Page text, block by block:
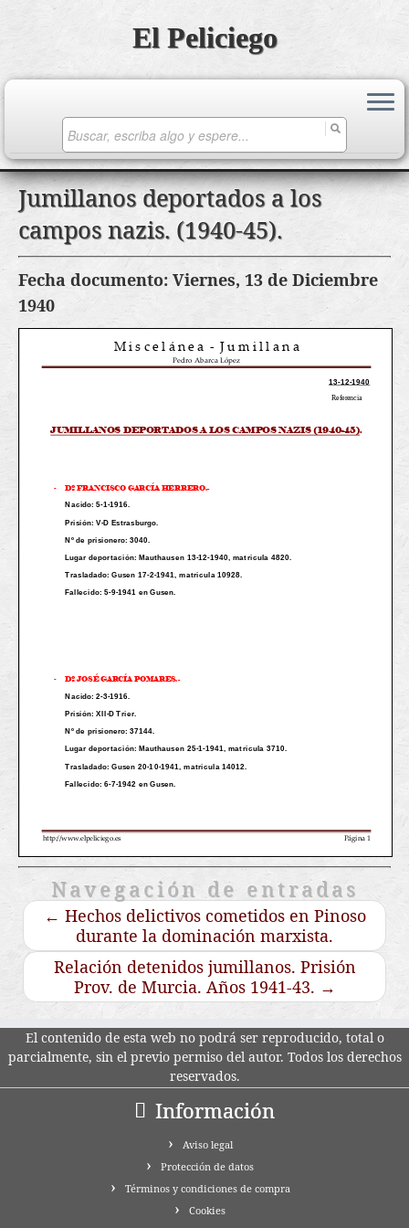
Saltar
contenido
El Peliciego
Jumillanos deportados a los
campos nazis. (1940-45).
Fecha documento: Viernes, 13 de Diciembre
1940
Navegación de entradas
← Hechos delictivos cometidos en Pinoso
durante la dominación marxista.
Relación detenidos jumillanos. Prisión
Prov. de Murcia. Años 1941-43. →
El contenido de esta web no podrá ser reproducido, total o
parcialmente, sin el previo permiso del autor. Todos los derechos
reservados.
Información
Aviso legal
Protección de datos
Términos y condiciones de compra
Cookies